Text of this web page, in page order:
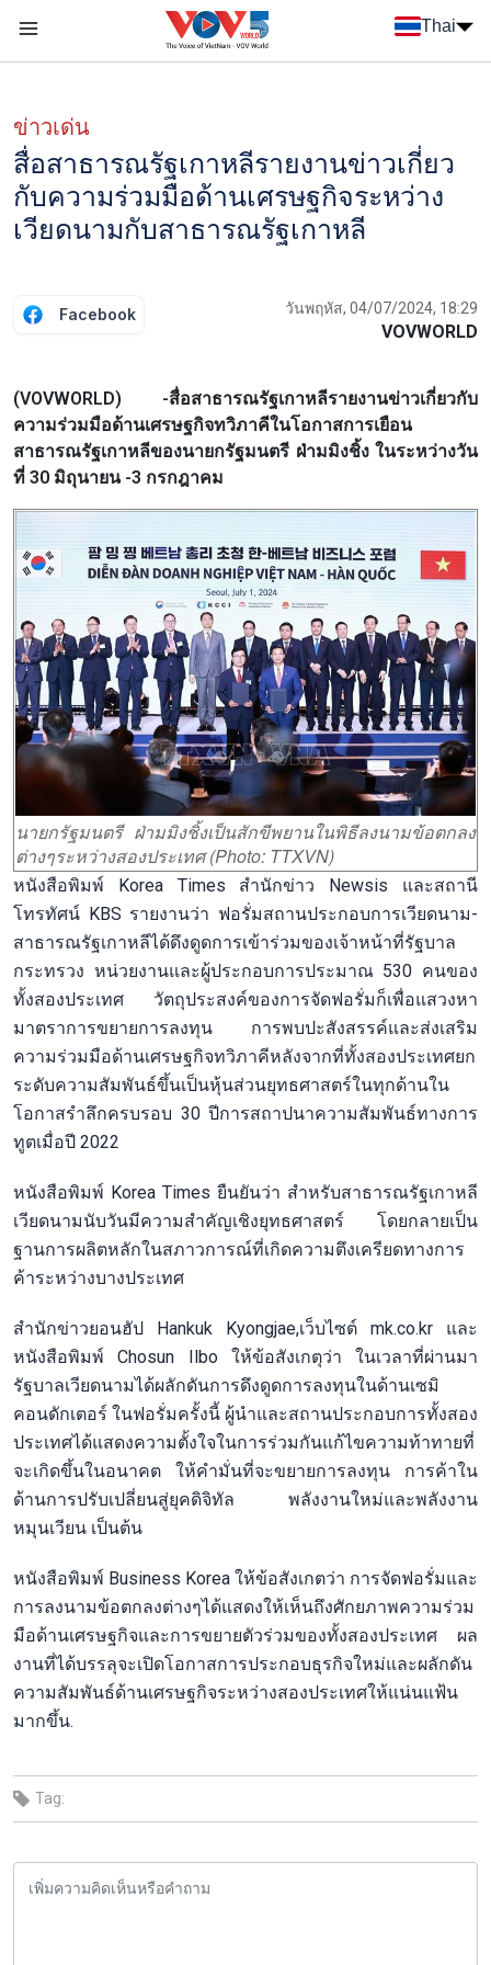
Thai
ข่าวเด่น
สื่อสาธารณรัฐเกาหลีรายงานข่าวเกี่ยว
กับความร่วมมือด้านเศรษฐกิจระหว่าง
เวียดนามกับสาธารณรัฐเกาหลี
Facebook วันพฤหัส, 04/07/2024, 18:29
VOVWORLD
(VOVWORLD) -สื่อสาธารณรัฐเกาหลีรายงานข่าวเกี่ยวกับ
ความร่วมมือด้านเศรษฐกิจทวิภาคีในโอกาสการเยือน
สาธารณรัฐเกาหลีของนายกรัฐมนตรี ฝ่ามมิงชิ้ง ในระหว่างวัน
ที่ 30 มิถุนายน -3 กรกฎาคม
นายกรัฐมนตรี ฝ่ามมิงชิ้งเป็นสักขีพยานในพิธีลงนามข้อตกลง
ต่างๆระหว่างสองประเทศ (Photo: TTXVN)
หนังสือพิมพ์ Korea Times สำนักข่าว Newsis และสถานี
โทรทัศน์ KBS รายงานว่า ฟอรั่มสถานประกอบการเวียดนาม-
สาธารณรัฐเกาหลีได้ดึงดูดการเข้าร่วมของเจ้าหน้าที่รัฐบาล
กระทรวง หน่วยงานและผู้ประกอบการประมาณ 530 คนของ
ทั้งสองประเทศ วัตถุประสงค์ของการจัดฟอรั่มก็เพื่อแสวงหา
มาตราการขยายการลงทุน การพบปะสังสรรค์และส่งเสริม
ความร่วมมือด้านเศรษฐกิจทวิภาคีหลังจากที่ทั้งสองประเทศยก
ระดับความสัมพันธ์ขึ้นเป็นหุ้นส่วนยุทธศาสตร์ในทุกด้านใน
โอกาสรำลึกครบรอบ 30 ปีการสถาปนาความสัมพันธ์ทางการ
ทูตเมื่อปี 2022
หนังสือพิมพ์ Korea Times ยืนยันว่า สำหรับสาธารณรัฐเกาหลี
เวียดนามนับวันมีความสำคัญเชิงยุทธศาสตร์ โดยกลายเป็น
ฐานการผลิตหลักในสภาวการณ์ที่เกิดความตึงเครียดทางการ
ค้าระหว่างบางประเทศ
สำนักข่าวยอนฮัป Hankuk Kyongjae,เว็บไซต์ mk.co.kr และ
หนังสือพิมพ์ Chosun Ilbo ให้ข้อสังเกตุว่า ในเวลาที่ผ่านมา
รัฐบาลเวียดนามได้ผลักดันการดึงดูดการลงทุนในด้านเซมิ
คอนดักเตอร์ ในฟอรั่มครั้งนี้ ผู้นำและสถานประกอบการทั้งสอง
ประเทศได้แสดงความตั้งใจในการร่วมกันแก้ไขความท้าทายที่
จะเกิดขึ้นในอนาคต ให้คำมั่นที่จะขยายการลงทุน การค้าใน
ด้านการปรับเปลี่ยนสู่ยุคดิจิทัล พลังงานใหม่และพลังงาน
หมุนเวียน เป็นต้น
หนังสือพิมพ์ Business Korea ให้ข้อสังเกตว่า การจัดฟอรั่มและ
การลงนามข้อตกลงต่างๆได้แสดงให้เห็นถึงศักยภาพความร่วม
มือด้านเศรษฐกิจและการขยายตัวร่วมของทั้งสองประเทศ ผล
งานที่ได้บรรลุจะเปิดโอกาสการประกอบธุรกิจใหม่และผลักดัน
ความสัมพันธ์ด้านเศรษฐกิจระหว่างสองประเทศให้แน่นแฟ้น
มากขึ้น.
Tag: